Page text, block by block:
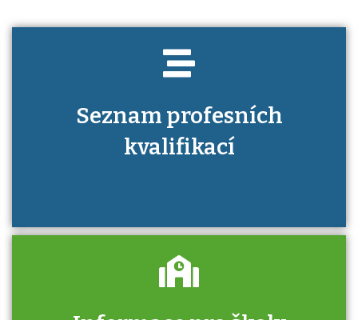
Seznam profesních
kvalifikací